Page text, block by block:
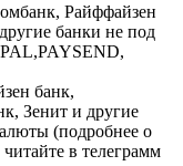
Райффайзен
банки не под
банк,
Зенит и другие
(подробнее о
в телеграмм